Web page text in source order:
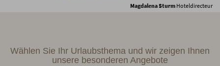
Magdalena Sturm Hoteldirecteur
Wählen Sie Ihr Urlaubsthema und wir zeigen Ihnen
unsere besonderen Angebote